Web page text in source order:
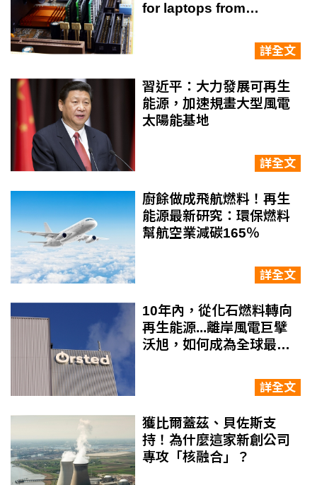
for laptops from
詳全文
習近平：大力發展可再生
能源，加速規畫大型風電
太陽能基地
詳全文
廚餘做成飛航燃料！再生
能源最新研究：環保燃料
幫航空業減碳165％
詳全文
10年內，從化石燃料轉向
再生能源...離岸風電巨擘
沃旭，如何成為全球最具
詳全文
獲比爾蓋茲、貝佐斯支
持！為什麼這家新創公司
專攻「核融合」？